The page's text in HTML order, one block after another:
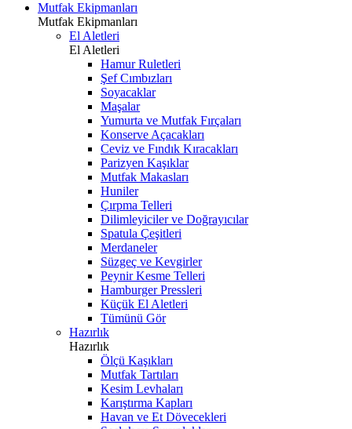
Mutfak Ekipmanları
Mutfak Ekipmanları
El Aletleri
El Aletleri
Hamur Ruletleri
Şef Cımbızları
Soyacaklar
Maşalar
Yumurta ve Mutfak Fırçaları
Konserve Açacakları
Ceviz ve Fındık Kıracakları
Parizyen Kaşıklar
Mutfak Makasları
Huniler
Çırpma Telleri
Dilimleyiciler ve Doğrayıcılar
Spatula Çeşitleri
Merdaneler
Süzgeç ve Kevgirler
Peynir Kesme Telleri
Hamburger Pressleri
Küçük El Aletleri
Tümünü Gör
Hazırlık
Hazırlık
Ölçü Kaşıkları
Mutfak Tartıları
Kesim Levhaları
Karıştırma Kapları
Havan ve Et Dövecekleri